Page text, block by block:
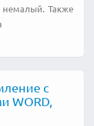
немалый. Также
с
WORD,